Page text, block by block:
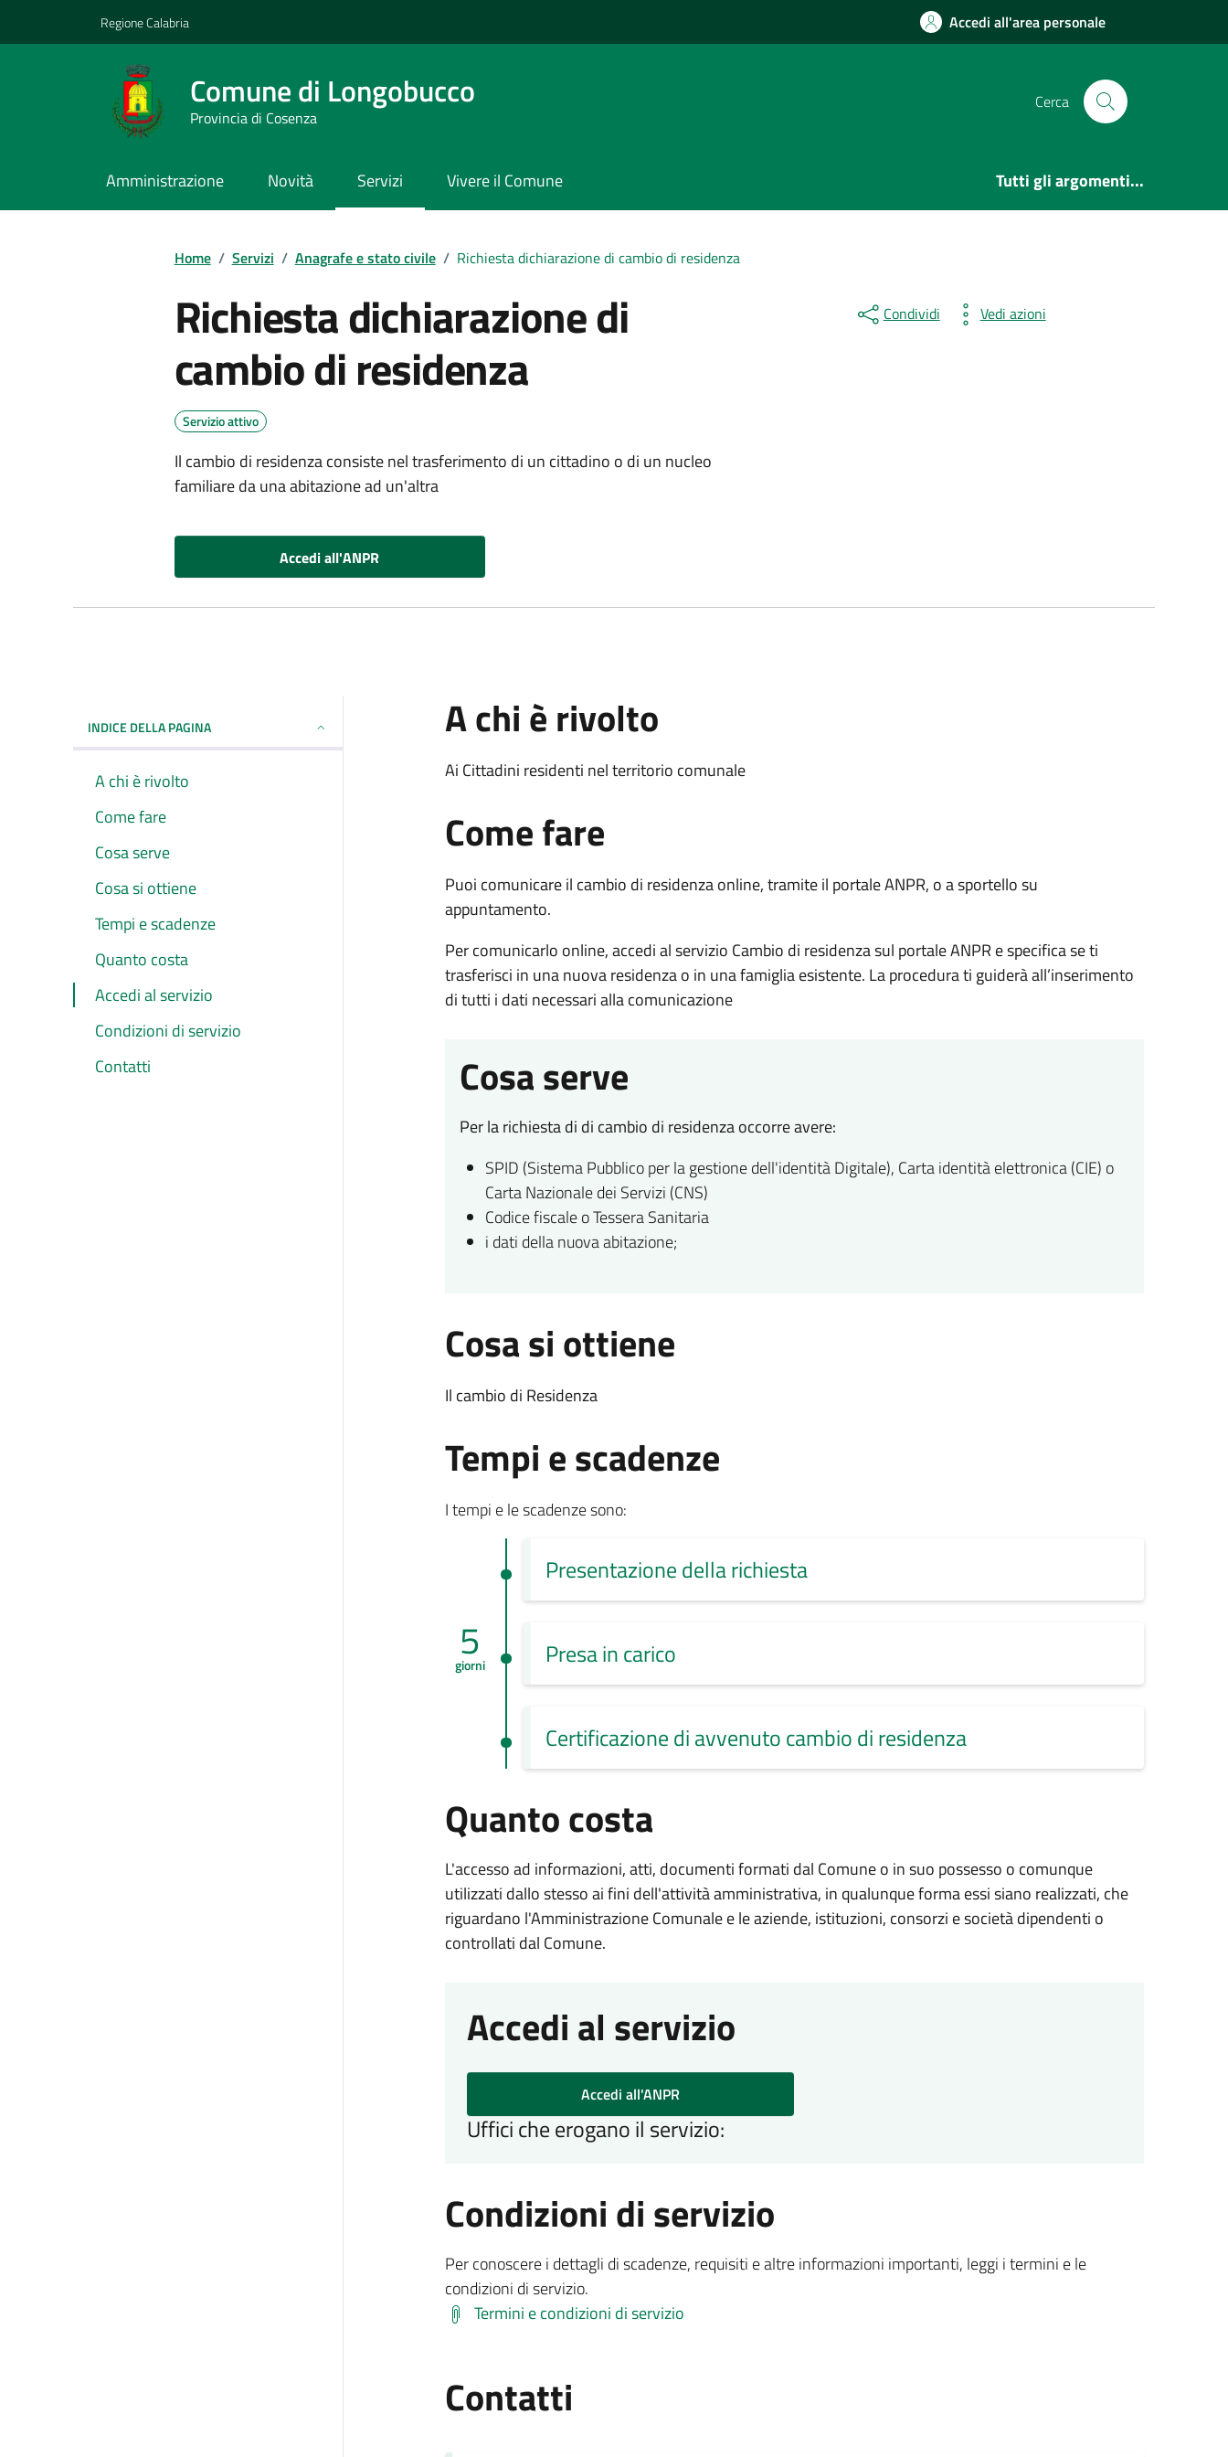
Regione Calabria Accedi all'area personale
Comune di Longobucco
Provincia di Cosenza
Cerca
Amministrazione Novità Servizi Vivere il Comune Tutti gli argomenti...
Home / Servizi / Anagrafe e stato civile / Richiesta dichiarazione di cambio di residenza
Richiesta dichiarazione di
cambio di residenza
Servizio attivo
Il cambio di residenza consiste nel trasferimento di un cittadino o di un nucleo
familiare da una abitazione ad un'altra
Accedi all'ANPR
Condividi Vedi azioni
INDICE DELLA PAGINA
A chi è rivolto
Come fare
Cosa serve
Cosa si ottiene
Tempi e scadenze
Quanto costa
Accedi al servizio
Condizioni di servizio
Contatti
A chi è rivolto
Ai Cittadini residenti nel territorio comunale
Come fare
Puoi comunicare il cambio di residenza online, tramite il portale ANPR, o a sportello su
appuntamento.
Per comunicarlo online, accedi al servizio Cambio di residenza sul portale ANPR e specifica se ti
trasferisci in una nuova residenza o in una famiglia esistente. La procedura ti guiderà all’inserimento
di tutti i dati necessari alla comunicazione
Cosa serve
Per la richiesta di di cambio di residenza occorre avere:
SPID (Sistema Pubblico per la gestione dell'identità Digitale), Carta identità elettronica (CIE) o
Carta Nazionale dei Servizi (CNS)
Codice fiscale o Tessera Sanitaria
i dati della nuova abitazione;
Cosa si ottiene
Il cambio di Residenza
Tempi e scadenze
I tempi e le scadenze sono:
Presentazione della richiesta
5
giorni Presa in carico
Certificazione di avvenuto cambio di residenza
Quanto costa
L'accesso ad informazioni, atti, documenti formati dal Comune o in suo possesso o comunque
utilizzati dallo stesso ai fini dell'attività amministrativa, in qualunque forma essi siano realizzati, che
riguardano l'Amministrazione Comunale e le aziende, istituzioni, consorzi e società dipendenti o
controllati dal Comune.
Accedi al servizio
Accedi all'ANPR
Uffici che erogano il servizio:
Condizioni di servizio
Per conoscere i dettagli di scadenze, requisiti e altre informazioni importanti, leggi i termini e le
condizioni di servizio.
Termini e condizioni di servizio
Contatti